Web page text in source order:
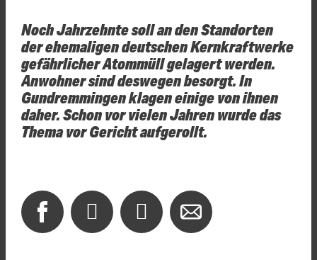
Noch Jahrzehnte soll an den Standorten
der ehemaligen deutschen Kernkraftwerke
gefährlicher Atommüll gelagert werden.
Anwohner sind deswegen besorgt. In
Gundremmingen klagen einige von ihnen
daher. Schon vor vielen Jahren wurde das
Thema vor Gericht aufgerollt.